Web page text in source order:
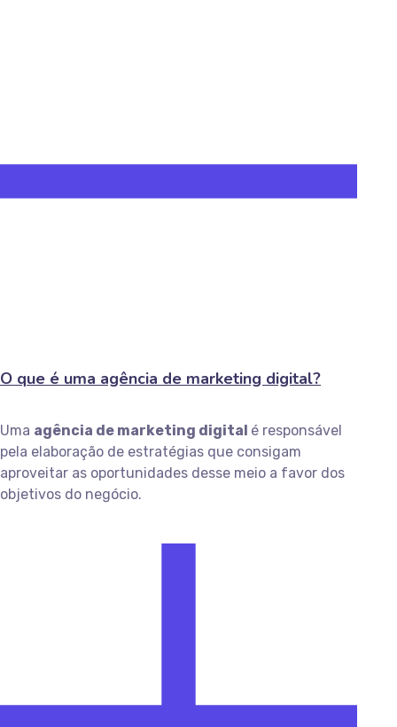
O que é uma agência de marketing digital?
Uma agência de marketing digital é responsável
pela elaboração de estratégias que consigam
aproveitar as oportunidades desse meio a favor dos
objetivos do negócio.